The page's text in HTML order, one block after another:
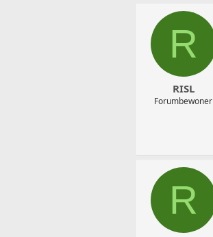
R
RISL
Forumbewoner
R